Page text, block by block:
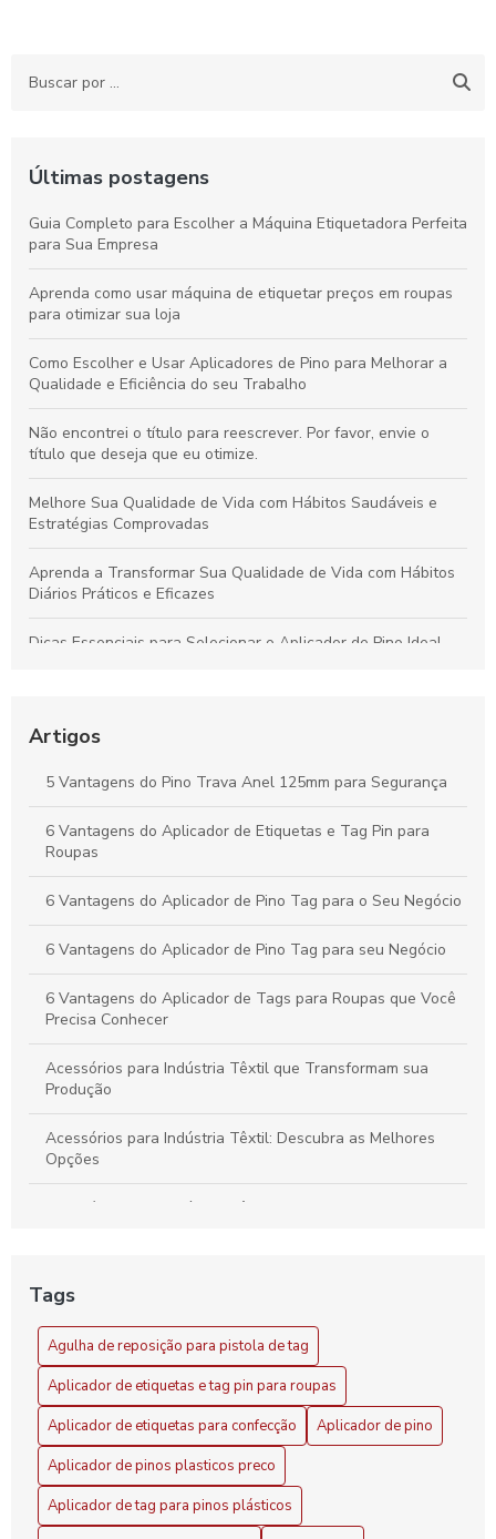
Últimas postagens
Guia Completo para Escolher a Máquina Etiquetadora Perfeita
para Sua Empresa
Aprenda como usar máquina de etiquetar preços em roupas
para otimizar sua loja
Como Escolher e Usar Aplicadores de Pino para Melhorar a
Qualidade e Eficiência do seu Trabalho
Não encontrei o título para reescrever. Por favor, envie o
título que deseja que eu otimize.
Melhore Sua Qualidade de Vida com Hábitos Saudáveis e
Estratégias Comprovadas
Aprenda a Transformar Sua Qualidade de Vida com Hábitos
Diários Práticos e Eficazes
Dicas Essenciais para Selecionar o Aplicador de Pino Ideal
Produtos e Potencializa a Apresentação no Varejo
Peças Ideais para Indústria Têxtil: Como Aumentar a
Produtividade e Eficiência
Vantagens do Aplicador de Etiquetas e Tag Pin para Otimizar
Seu Negócio Têxtil
Artigos
5 Vantagens do Pino Trava Anel 125mm para Segurança
6 Vantagens do Aplicador de Etiquetas e Tag Pin para
Roupas
6 Vantagens do Aplicador de Pino Tag para o Seu Negócio
6 Vantagens do Aplicador de Pino Tag para seu Negócio
6 Vantagens do Aplicador de Tags para Roupas que Você
Precisa Conhecer
Acessórios para Indústria Têxtil que Transformam sua
Produção
Acessórios para Indústria Têxtil: Descubra as Melhores
Opções
Acessórios para Indústria Têxtil: Essenciais e Inovadores
Acessórios para Indústria Têxtil: Melhore sua Produção
com Soluções Inovadoras
Agilidade no setor com aplicador de pino tag
Agulha de reposição para pistola de tag: como escolher a
ideal
Agulha para Aplicador de Etiqueta Precisão
Tags
Agulha de reposição para pistola de tag
Aplicador de etiquetas e tag pin para roupas
Aplicador de etiquetas para confecção
Aplicador de pino
Aplicador de pinos plasticos preco
Aplicador de tag para pinos plásticos